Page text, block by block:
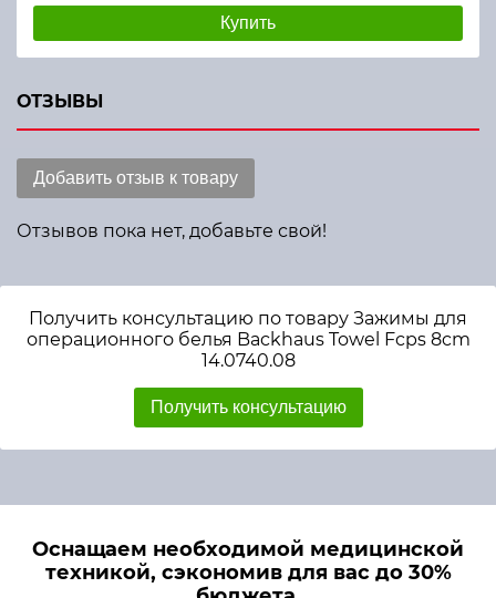
Купить
ОТЗЫВЫ
Добавить отзыв к товару
Отзывов пока нет, добавьте свой!
Получить консультацию по товару Зажимы для
операционного белья Backhaus Towel Fcps 8cm
14.0740.08
Получить консультацию
Оснащаем необходимой медицинской
техникой, сэкономив для вас до 30%